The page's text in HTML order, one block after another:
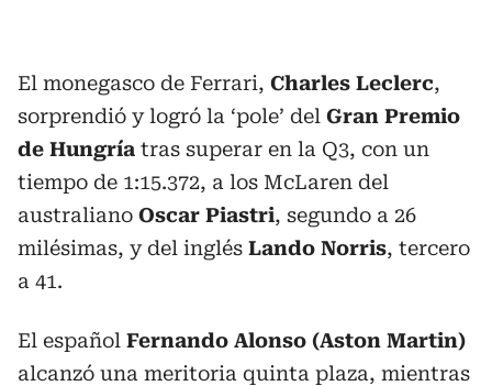
El monegasco de Ferrari, Charles Leclerc,
sorprendió y logró la ‘pole’ del Gran Premio
de Hungría tras superar en la Q3, con un
tiempo de 1:15.372, a los McLaren del
australiano Oscar Piastri, segundo a 26
milésimas, y del inglés Lando Norris, tercero
a 41.
El español Fernando Alonso (Aston Martin)
alcanzó una meritoria quinta plaza, mientras